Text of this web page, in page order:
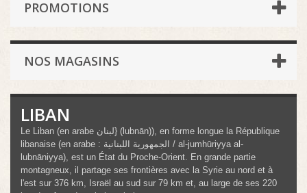
PROMOTIONS
NOS MAGASINS
LIBAN
Le Liban (en arabe لبنان} (lubnān)), en forme longue la République
libanaise (en arabe : الجمهورية اللبنانية / al-jumhūriyya al-
lubnāniyya), est un État du Proche-Orient. En grande partie
montagneux, il partage ses frontières avec la Syrie au nord et à
l'est sur 376 km, Israël au sud sur 79 km et, au large de ses 220